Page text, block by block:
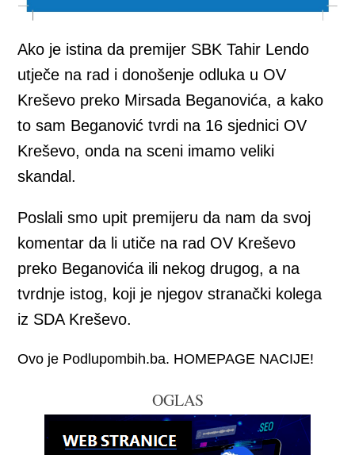
Ako je istina da premijer SBK Tahir Lendo
utječe na rad i donošenje odluka u OV
Kreševo preko Mirsada Beganovića, a kako
to sam Beganović tvrdi na 16 sjednici OV
Kreševo, onda na sceni imamo veliki
skandal.
Poslali smo upit premijeru da nam da svoj
komentar da li utiče na rad OV Kreševo
preko Beganovića ili nekog drugog, a na
tvrdnje istog, koji je njegov stranački kolega
iz SDA Kreševo.
Ovo je Podlupombih.ba. HOMEPAGE NACIJE!
OGLAS